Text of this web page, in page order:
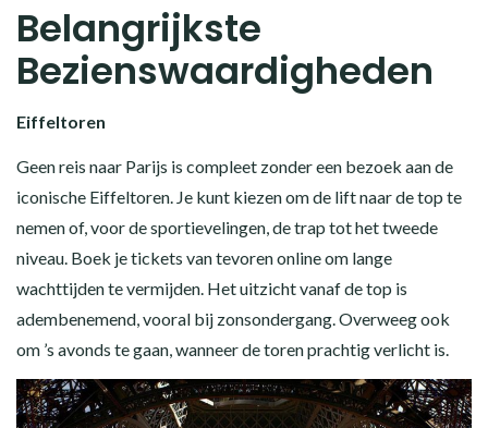
Belangrijkste
Bezienswaardigheden
Eiffeltoren
Geen reis naar Parijs is compleet zonder een bezoek aan de
iconische Eiffeltoren. Je kunt kiezen om de lift naar de top te
nemen of, voor de sportievelingen, de trap tot het tweede
niveau. Boek je tickets van tevoren online om lange
wachttijden te vermijden. Het uitzicht vanaf de top is
adembenemend, vooral bij zonsondergang. Overweeg ook
om ’s avonds te gaan, wanneer de toren prachtig verlicht is.